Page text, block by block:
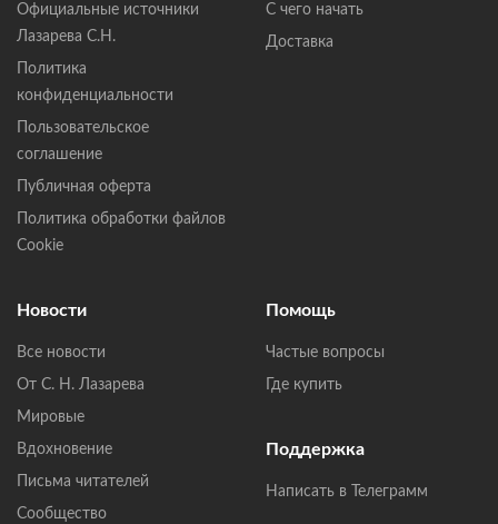
Официальные источники
Лазарева С.Н.
Политика
конфиденциальности
Пользовательское
соглашение
Публичная оферта
Политика обработки файлов
Cookie
С чего начать
Доставка
Новости
Все новости
От С. Н. Лазарева
Мировые
Вдохновение
Письма читателей
Сообщество
Помощь
Частые вопросы
Где купить
Поддержка
Написать в Телеграмм